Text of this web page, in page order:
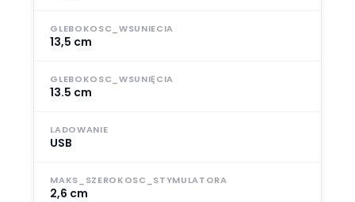
GLEBOKOSC_WSUNIECIA
13,5 cm
GLEBOKOSC_WSUNIĘCIA
13.5 cm
LADOWANIE
USB
MAKS_SZEROKOSC_STYMULATORA
2,6 cm